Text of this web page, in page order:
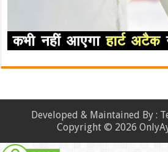
Developed & Maintained By :
Copyright © 2026